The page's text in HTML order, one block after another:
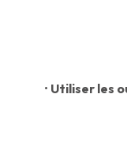
• Utiliser les